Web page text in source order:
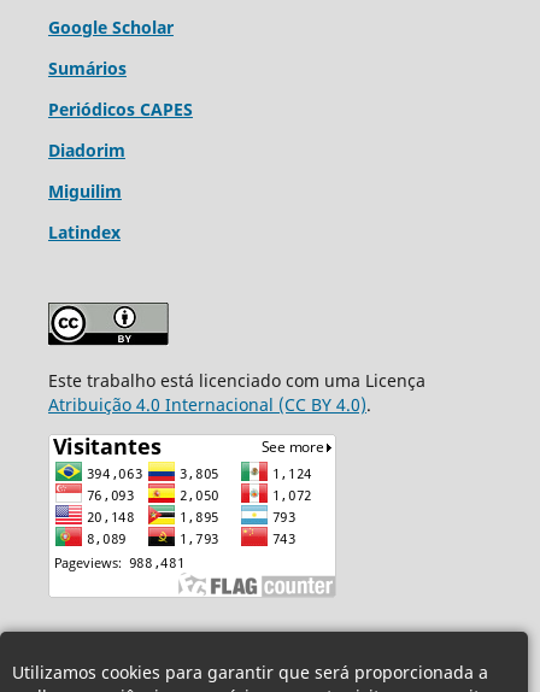
Utilizamos cookies para garantir que será proporcionada a
Google Scholar
Sumários
Periódicos CAPES
Diadorim
Miguilim
Latindex
Este trabalho está licenciado com uma Licença
Atribuição 4.0 Internacional (CC BY 4.0).